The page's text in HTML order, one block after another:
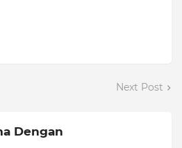
Next Post
Dengan